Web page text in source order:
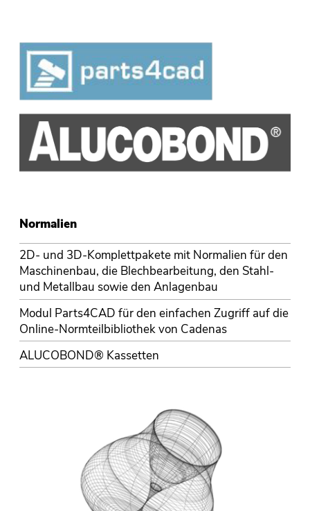
Normalien
2D- und 3D-Komplettpakete mit Normalien für den
Maschinenbau, die Blechbearbeitung, den Stahl-
und Metallbau sowie den Anlagenbau
Modul Parts4CAD für den einfachen Zugriff auf die
Online-Normteilbibliothek von Cadenas
ALUCOBOND® Kassetten